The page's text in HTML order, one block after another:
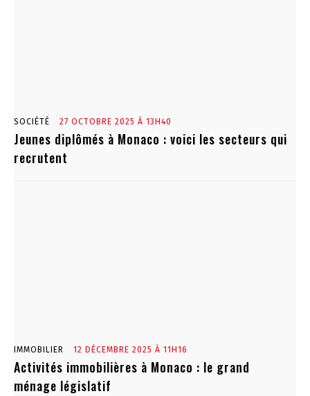
SOCIÉTÉ 27 OCTOBRE 2025 À 13H40
Jeunes diplômés à Monaco : voici les secteurs qui
recrutent
IMMOBILIER 12 DÉCEMBRE 2025 À 11H16
Activités immobilières à Monaco : le grand
ménage législatif